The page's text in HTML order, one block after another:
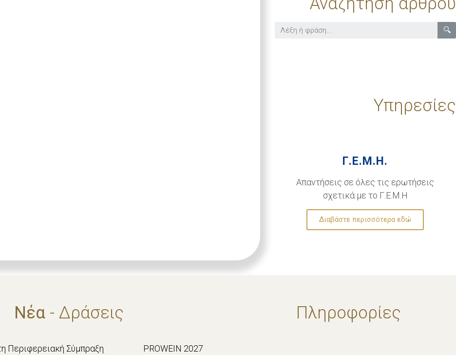
🔍
Υπηρεσίες
Γ.Ε.Μ.Η.
Απαντήσεις σε όλες τις ερωτήσεις
σχετικά με το Γ.Ε.Μ.Η
Διαβάστε περισσότερα εδώ
Νέα - Δράσεις
Περιφερειακή Σύμπραξη
Πληροφορίες
PROWEIN 2027